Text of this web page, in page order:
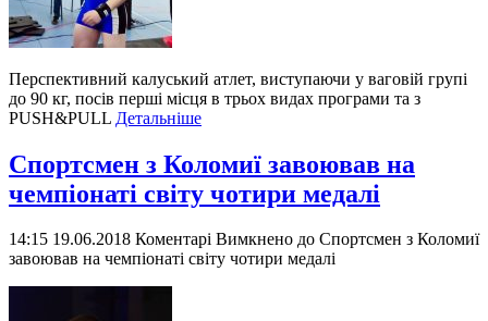
Перспективний калуський атлет, виступаючи у ваговій групі
до 90 кг, посів перші місця в трьох видах програми та з
PUSH&PULL Детальніше
Спортсмен з Коломиї завоював на
чемпіонаті світу чотири медалі
14:15 19.06.2018 Коментарі Вимкнено до Спортсмен з Коломиї
завоював на чемпіонаті світу чотири медалі